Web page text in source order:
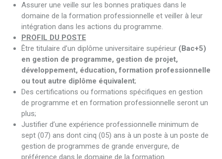
Assurer une veille sur les bonnes pratiques dans le
domaine de la formation professionnelle et veiller à leur
intégration dans les actions du programme.
PROFIL DU POSTE
Être titulaire d’un diplôme universitaire supérieur (Bac+5)
en gestion de programme, gestion de projet,
développement, éducation, formation professionnelle
ou tout autre diplôme équivalent;
Des certifications ou formations spécifiques en gestion
de programme et en formation professionnelle seront un
plus;
Justifier d’une expérience professionnelle minimum de
sept (07) ans dont cinq (05) ans à un poste à un poste de
gestion de programmes de grande envergure, de
préférence dans le domaine de la formation